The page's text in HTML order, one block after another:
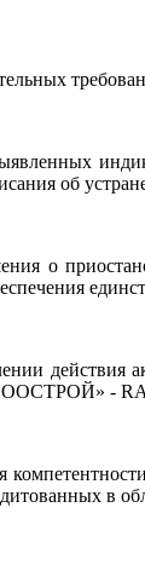
об
о
-
в